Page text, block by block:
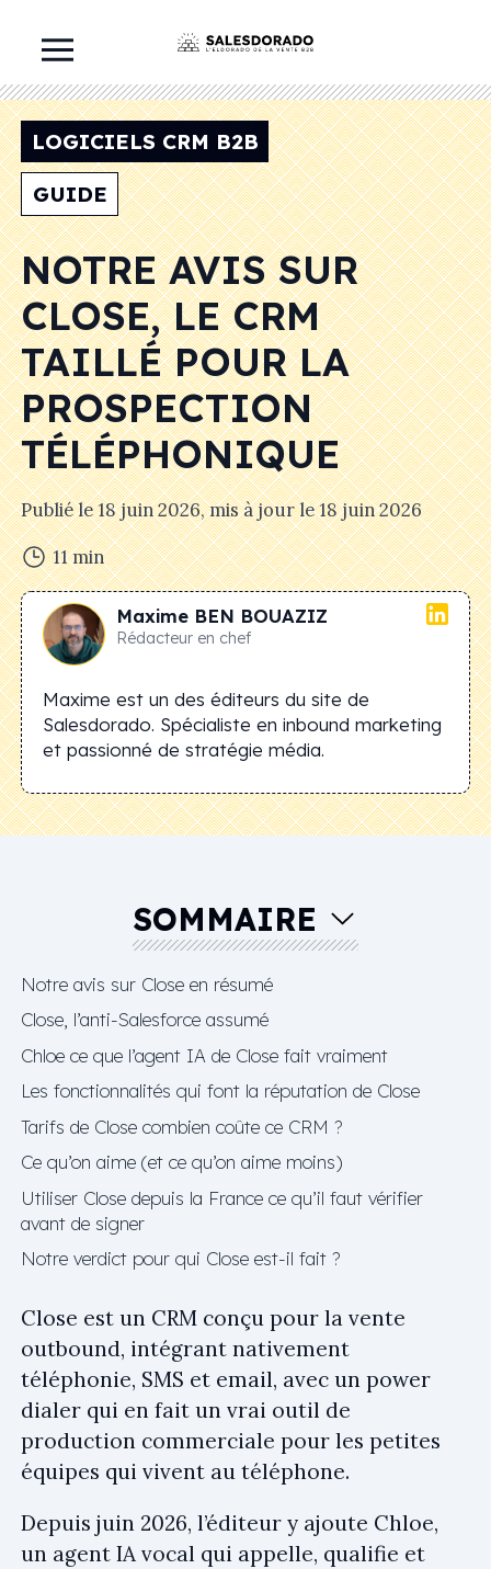
LOGICIELS CRM B2B
GUIDE
NOTRE AVIS SUR
CLOSE, LE CRM
TAILLÉ POUR LA
PROSPECTION
TÉLÉPHONIQUE
Publié le18 juin 2026, mis à jour le18 juin 2026
11 min
Maxime BEN BOUAZIZ
Rédacteur en chef
Maxime est un des éditeurs du site de
Salesdorado. Spécialiste en inbound marketing
et passionné de stratégie média.
SOMMAIRE
Notre avis sur Close en résumé
Close, l’anti-Salesforce assumé
Chloe ce que l’agent IA de Close fait vraiment
Les fonctionnalités qui font la réputation de Close
Tarifs de Close combien coûte ce CRM ?
Ce qu’on aime (et ce qu’on aime moins)
Utiliser Close depuis la France ce qu’il faut vérifier
avant de signer
Notre verdict pour qui Close est-il fait ?
Close est un CRM conçu pour la vente
outbound, intégrant nativement
téléphonie, SMS et email, avec un power
dialer qui en fait un vrai outil de
production commerciale pour les petites
équipes qui vivent au téléphone.
Depuis juin 2026, l’éditeur y ajoute Chloe,
un agent IA vocal qui appelle, qualifie et